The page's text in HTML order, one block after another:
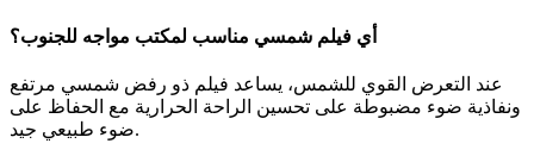
أي فيلم شمسي مناسب لمكتب مواجه للجنوب؟
عند التعرض القوي للشمس، يساعد فيلم ذو رفض شمسي مرتفع
ونفاذية ضوء مضبوطة على تحسين الراحة الحرارية مع الحفاظ على
ضوء طبيعي جيد.